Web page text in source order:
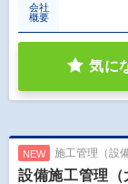
会社
概要
気に
NEW 施工管理（設備
設備施工管理（